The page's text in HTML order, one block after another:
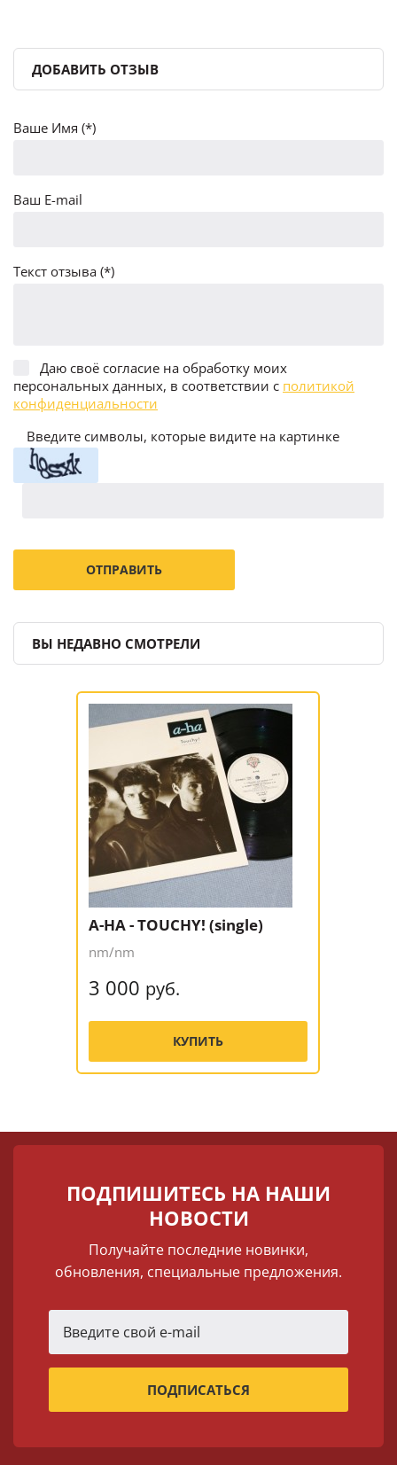
ДОБАВИТЬ ОТЗЫВ
Ваше Имя (*)
Ваш E-mail
Текст отзыва (*)
Даю своё согласие на обработку моих
персональных данных, в соответствии с политикой
конфиденциальности
Введите символы, которые видите на картинке
ВЫ НЕДАВНО СМОТРЕЛИ
A-HA - TOUCHY! (single)
nm/nm
3 000 руб.
КУПИТЬ
ПОДПИШИТЕСЬ НА НАШИ
НОВОСТИ
Получайте последние новинки,
обновления, специальные предложения.